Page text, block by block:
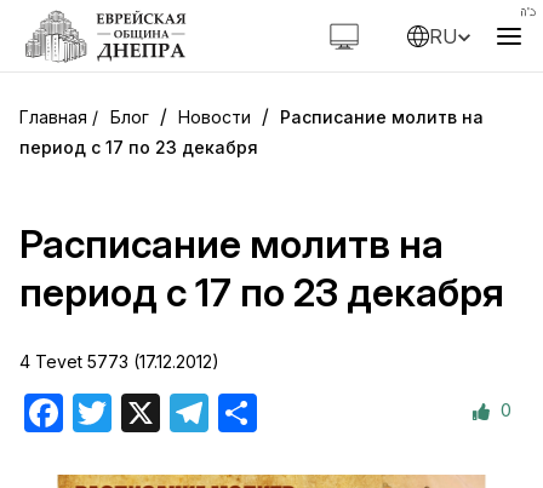
RU
Блог / Новости / Расписание молитв на
период с 17 по 23 декабря
Расписание молитв на
период с 17 по 23 декабря
4 Tevet 5773 (17.12.2012)
Facebook
Twitter Telegram 0